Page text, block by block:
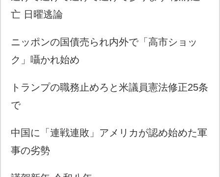
亡 日曜逃論
ニッポンの国債売られ内外で「高市ショッ
ク」囁かれ始め
トランプの職務止めろと米議員憲法修正25条
で
中国に「連戦連敗」アメリカが認め始めた軍
事の劣勢